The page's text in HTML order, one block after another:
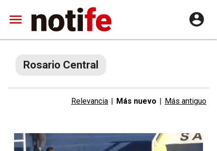
Rosario Central
Relevancia | Más nuevo | Más antiguo